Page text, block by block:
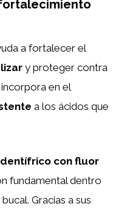
a fortalecer el
y proteger contra
en el
a los ácidos que
dentífrico con fluor
fundamental dentro
Gracias a sus